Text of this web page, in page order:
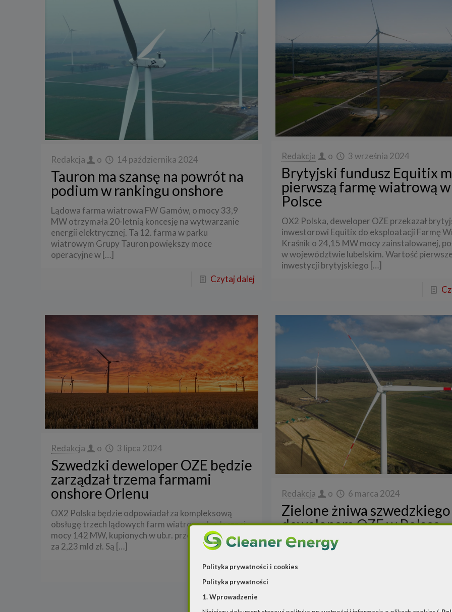
Redakcja o 14 października 2024
Tauron ma szansę na powrót na
podium w rankingu onshore
Lądowa farma wiatrowa FW Gamów, o mocy 33,9
MW otrzymała 20-letnią koncesję na wytwarzanie
energii elektrycznej. Ta 12. farma w parku
wiatrowym Grupy Tauron powiększy moce
operacyjne w[…]
Czytaj dalej
Redakcja o 3 września 2024
Brytyjski fundusz Equitix
pierwszą farmę wiatrową w
Polsce
OX2 Polska, deweloper OZE przekazał
inwestorowi Equitix do eksploatacji Farmę
Kraśnik o 24,15 MW mocy zainstalowanej,
w województwie lubelskim. Wartość
inwestycji brytyjskiego […]
Redakcja o 3 lipca 2024
Szwedzki deweloper OZE będzie
zarządzał trzema farmami
onshore Orlenu
OX2 Polska będzie odpowiadał za kompleksową
obsługę trzech lądowych farm wiatrowych o łącznej
mocy 142 MW, kupionych w ub.r. przez Grupę Orlen
za 2,23 mld zł. Są […]
Czytaj dalej
Redakcja o 6 marca 2024
Zielone żniwa szwedzkiego
dewelopera OZE w Polsce
OX2, szwedzki deweloper OZE uzyskał w ub.r.
sprzedaży projektów rozwijanych w Polsce.
Polityka prywatności i cookies
Polityka prywatności
1. Wprowadzenie